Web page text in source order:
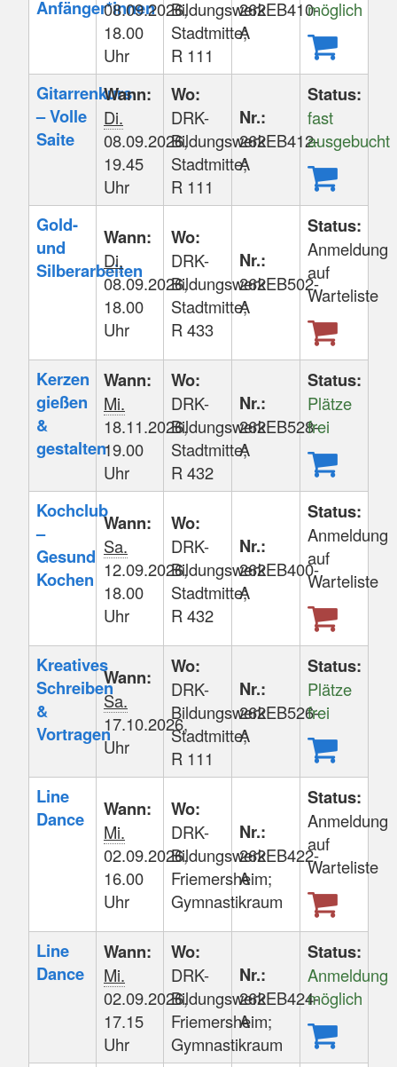
Anfänger*innen
08.09.2026,
18.00
Uhr
Bildungswerk
Stadtmitte;
R 111
262EB410-
A
möglich
Gitarrenkurs
– Volle
Saite
Wann:
Di.
08.09.2026,
19.45
Uhr
Wo:
DRK-
Bildungswerk
Stadtmitte;
R 111
Nr.:
262EB412-
A
Status:
fast
ausgebucht
Gold-
und
Silberarbeiten
Wann:
Di.
08.09.2026,
18.00
Uhr
Wo:
DRK-
Bildungswerk
Stadtmitte;
R 433
Nr.:
262EB502-
A
Status:
Anmeldung
auf
Warteliste
Kerzen
gießen
&
gestalten
Wann:
Mi.
18.11.2026,
19.00
Uhr
Wo:
DRK-
Bildungswerk
Stadtmitte;
R 432
Nr.:
262EB528-
A
Status:
Plätze
frei
Kochclub
–
Gesund
Kochen
Wann:
Sa.
12.09.2026,
18.00
Uhr
Wo:
DRK-
Bildungswerk
Stadtmitte;
R 432
Nr.:
262EB400-
A
Status:
Anmeldung
auf
Warteliste
Kreatives
Schreiben
&
Vortragen
Wann:
Sa.
17.10.2026,
Uhr
Wo:
DRK-
Bildungswerk
Stadtmitte;
R 111
Nr.:
262EB526-
A
Status:
Plätze
frei
Line
Dance
Wann:
Mi.
02.09.2026,
16.00
Uhr
Wo:
DRK-
Bildungswerk
Friemersheim;
Gymnastikraum
Nr.:
262EB422-
A
Status:
Anmeldung
auf
Warteliste
Line
Dance
Wann:
Mi.
02.09.2026,
17.15
Uhr
Wo:
DRK-
Bildungswerk
Friemersheim;
Gymnastikraum
Nr.:
262EB424-
A
Status:
Anmeldung
möglich